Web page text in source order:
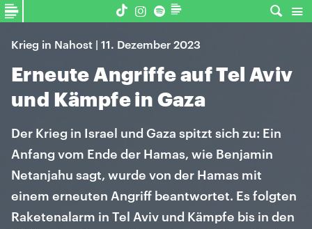
Krieg in Nahost | 11. Dezember 2023
Erneute Angriffe auf Tel Aviv
und Kämpfe in Gaza
Der Krieg in Israel und Gaza spitzt sich zu: Ein
Anfang vom Ende der Hamas, wie Benjamin
Netanjahu sagt, wurde von der Hamas mit
einem erneuten Angriff beantwortet. Es folgten
Raketenalarm in Tel Aviv und Kämpfe bis in den